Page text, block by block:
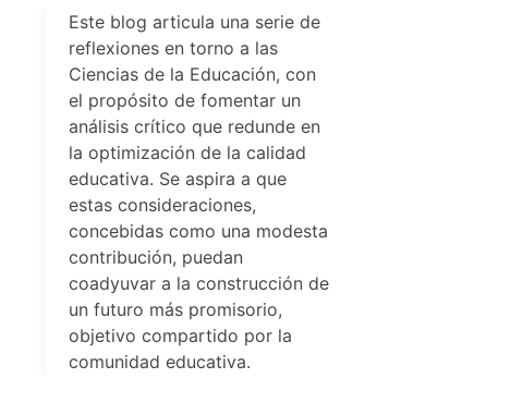
Este blog articula una serie de
reflexiones en torno a las
Ciencias de la Educación, con
el propósito de fomentar un
análisis crítico que redunde en
la optimización de la calidad
educativa. Se aspira a que
estas consideraciones,
concebidas como una modesta
contribución, puedan
coadyuvar a la construcción de
un futuro más promisorio,
objetivo compartido por la
comunidad educativa.